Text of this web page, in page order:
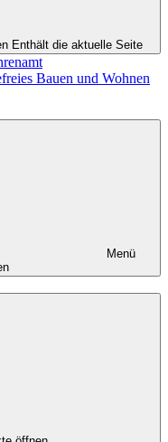
Enthält die aktuelle Seite
Bauen und Wohnen
Menü